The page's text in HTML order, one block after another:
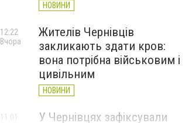
НОВИНИ
Жителів Чернівців
закликають здати кров:
вона потрібна військовим і
цивільним
НОВИНИ
12:22
Вчора
У Чернівцях зафіксували
11:01